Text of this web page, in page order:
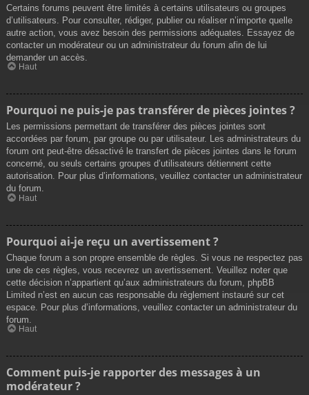
Certains forums peuvent être limités à certains utilisateurs ou groupes
d’utilisateurs. Pour consulter, rédiger, publier ou réaliser n’importe quelle
autre action, vous avez besoin des permissions adéquates. Essayez de
contacter un modérateur ou un administrateur du forum afin de lui
demander un accès.
Haut
Pourquoi ne puis-je pas transférer de pièces jointes ?
Les permissions permettant de transférer des pièces jointes sont
accordées par forum, par groupe ou par utilisateur. Les administrateurs du
forum ont peut-être désactivé le transfert de pièces jointes dans le forum
concerné, ou seuls certains groupes d’utilisateurs détiennent cette
autorisation. Pour plus d’informations, veuillez contacter un administrateur
du forum.
Haut
Pourquoi ai-je reçu un avertissement ?
Chaque forum a son propre ensemble de règles. Si vous ne respectez pas
une de ces règles, vous recevrez un avertissement. Veuillez noter que
cette décision n’appartient qu’aux administrateurs du forum, phpBB
Limited n’est en aucun cas responsable du règlement instauré sur cet
espace. Pour plus d’informations, veuillez contacter un administrateur du
forum.
Haut
Comment puis-je rapporter des messages à un
modérateur ?